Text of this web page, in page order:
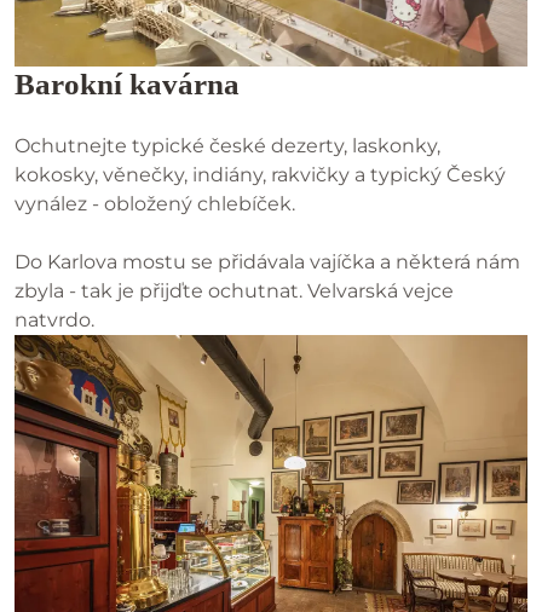
Barokní kavárna
Ochutnejte typické české dezerty, laskonky,
kokosky, věnečky, indiány, rakvičky a typický Český
vynález - obložený chlebíček.
Do Karlova mostu se přidávala vajíčka a některá nám
zbyla - tak je přijďte ochutnat. Velvarská vejce
natvrdo.